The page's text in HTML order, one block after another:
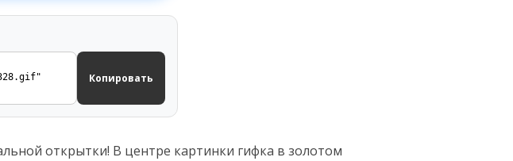
Копировать
открытки! В центре картинки гифка в золотом